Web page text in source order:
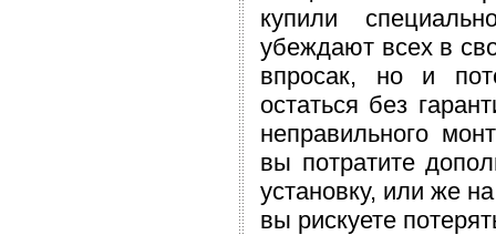
купили
убеждают всех в
впросак, но и
остаться без
неправильного
вы потратите
установку, или же
вы рискуете